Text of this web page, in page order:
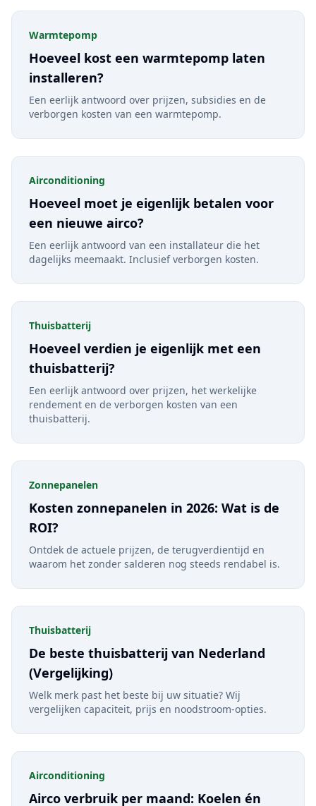
Warmtepomp
Hoeveel kost een warmtepomp laten
installeren?
Een eerlijk antwoord over prijzen, subsidies en de
verborgen kosten van een warmtepomp.
Airconditioning
Hoeveel moet je eigenlijk betalen voor
een nieuwe airco?
Een eerlijk antwoord van een installateur die het
dagelijks meemaakt. Inclusief verborgen kosten.
Thuisbatterij
Hoeveel verdien je eigenlijk met een
thuisbatterij?
Een eerlijk antwoord over prijzen, het werkelijke
rendement en de verborgen kosten van een
thuisbatterij.
Zonnepanelen
Kosten zonnepanelen in 2026: Wat is de
ROI?
Ontdek de actuele prijzen, de terugverdientijd en
waarom het zonder salderen nog steeds rendabel is.
Thuisbatterij
De beste thuisbatterij van Nederland
(Vergelijking)
Welk merk past het beste bij uw situatie? Wij
vergelijken capaciteit, prijs en noodstroom-opties.
Airconditioning
Airco verbruik per maand: Koelen én